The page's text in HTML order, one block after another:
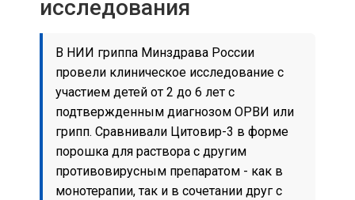
исследования
В НИИ гриппа Минздрава России
провели клиническое исследование с
участием детей от 2 до 6 лет с
подтвержденным диагнозом ОРВИ или
грипп. Сравнивали Цитовир-3 в форме
порошка для раствора с другим
противовирусным препаратом - как в
монотерапии, так и в сочетании друг с